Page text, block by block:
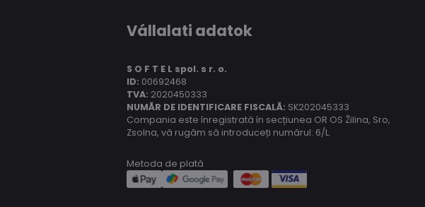
Vállalati adatok
S O F T E L spol. s r. o.
ID: 00692468
TVA: 2020450333
NUMĂR DE IDENTIFICARE FISCALĂ: SK202045333
Compania este înregistrată în secțiunea OR OS Žilina, Sro,
Zsolna, vă rugăm să introduceți numărul: 6/L.
Metoda de plată